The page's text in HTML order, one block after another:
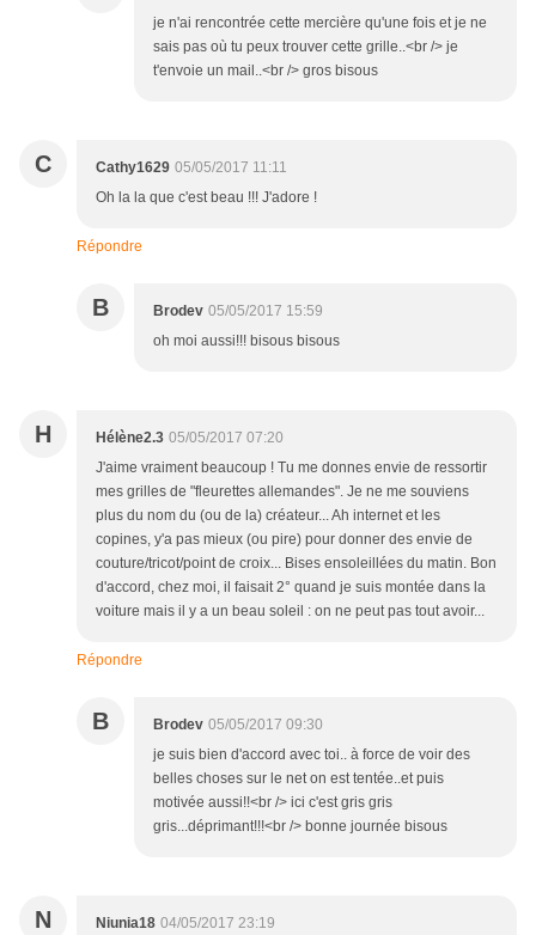
je n'ai rencontrée cette mercière qu'une fois et je ne
sais pas où tu peux trouver cette grille..<br /> je
t'envoie un mail..<br /> gros bisous
C Cathy1629 05/05/2017 11:11
Oh la la que c'est beau !!! J'adore !
Répondre
B Brodev 05/05/2017 15:59
oh moi aussi!!! bisous bisous
H Hélène2.3 05/05/2017 07:20
J'aime vraiment beaucoup ! Tu me donnes envie de ressortir
mes grilles de "fleurettes allemandes". Je ne me souviens
plus du nom du (ou de la) créateur... Ah internet et les
copines, y'a pas mieux (ou pire) pour donner des envie de
couture/tricot/point de croix... Bises ensoleillées du matin. Bon
d'accord, chez moi, il faisait 2° quand je suis montée dans la
voiture mais il y a un beau soleil : on ne peut pas tout avoir...
Répondre
B Brodev 05/05/2017 09:30
je suis bien d'accord avec toi.. à force de voir des
belles choses sur le net on est tentée..et puis
motivée aussi!!<br /> ici c'est gris gris
gris...déprimant!!!<br /> bonne journée bisous
N Niunia18 04/05/2017 23:19